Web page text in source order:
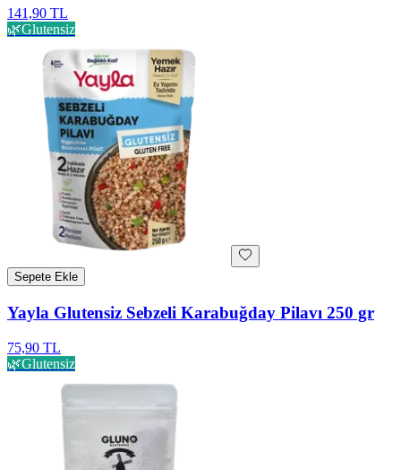
141,90 TL
🌿Glutensiz
Sepete Ekle
Yayla Glutensiz Sebzeli Karabuğday Pilavı 250 gr
75,90 TL
🌿Glutensiz